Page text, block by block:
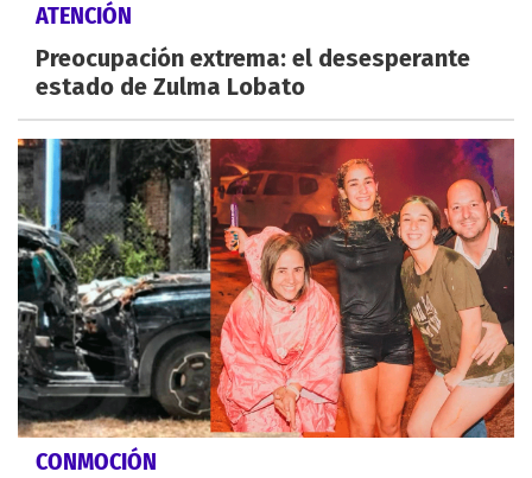
ATENCIÓN
Preocupación extrema: el desesperante
estado de Zulma Lobato
CONMOCIÓN